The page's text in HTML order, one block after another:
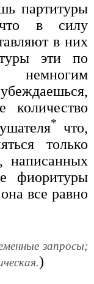
партитуры
в силу
в них
эти по
немногим
* что,
только
написанных
фиоритуры
все равно
запросы;
)